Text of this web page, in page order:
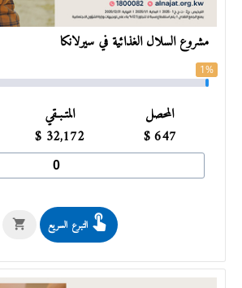
مشروع السلال الغذائية في سيرلانكا
1%
المحصل
647
$
المتـبـقي
32,172
$
التبرع السريع